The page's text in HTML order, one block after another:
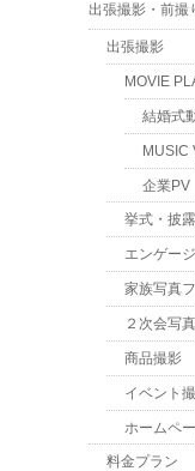
出張撮影・前撮
出張撮影
MOVIE
結婚式
MUSIC
企業PV
挙式・披
エンゲー
家族写真
２次会写
商品撮影
イベント
ホームペ
料金プラン